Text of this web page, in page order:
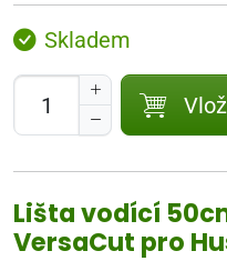
Skladem
Lišta vodící
VersaCut pro